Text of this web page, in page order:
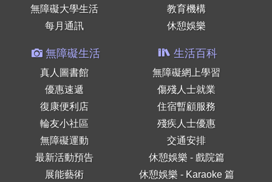
無障礙大學生活
每月通訊
教育機構
休憩娛樂
無障礙生活
真人圖書館
優惠速遞
復康便利店
輪友小社區
無障礙運動
最新活動預告
展能藝術
生活百科
無障礙網上學習
傷殘人士就業
住宿暫顧服務
殘疾人士優惠
交通安排
休憩娛樂 - 戲院篇
休憩娛樂 - Karaoke 篇